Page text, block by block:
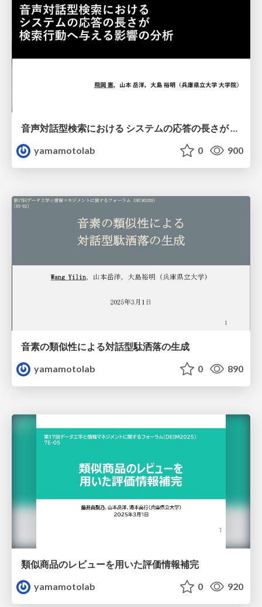
音声対話型検索における システムの応答の長さが 検索行動へ与える影響の分析
yamamotolab
0 900
音素の類似性による対話型駄洒落の生成
yamamotolab
0 890
類似商品のレビューを用いた評価情報補完
yamamotolab
0 920